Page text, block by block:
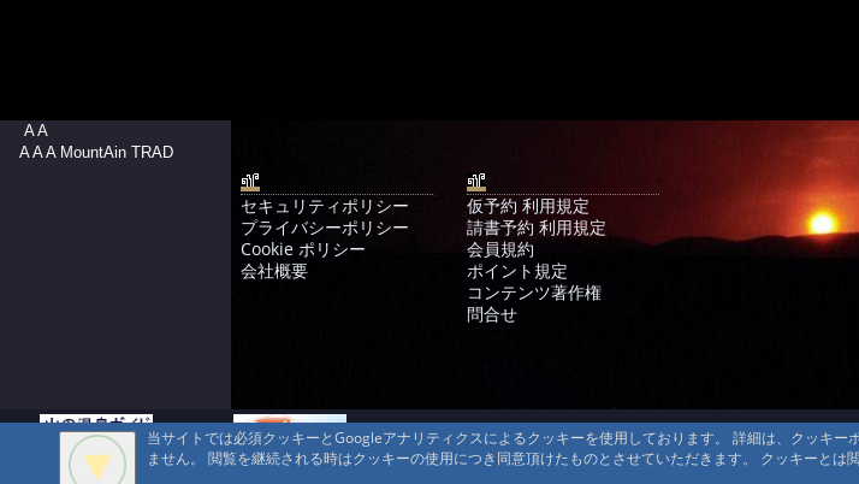
A A
A A A MountAin TRAD
セキュリティポリシー
プライバシーポリシー
Cookie ポリシー
会社概要
仮予約 利用規定
請書予約 利用規定
会員規約
ポイント規定
コンテンツ著作権
問合せ
© 1999-2026 MountAin TRAD ® Inc.
当サイトでは必須クッキーとGoogleアナリティクスによるクッキーを使用しております。 詳細は、クッキ
ません。 閲覧を継続される時はクッキーの使用につき同意頂けたものとさせていただきます。 クッキーとは